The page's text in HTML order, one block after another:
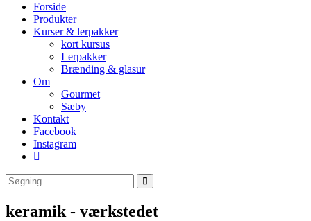
Forside
Produkter
Kurser & lerpakker
kort kursus
Lerpakker
Brænding & glasur
Om
Gourmet
Sæby
Kontakt
Facebook
Instagram
keramik - værkstedet